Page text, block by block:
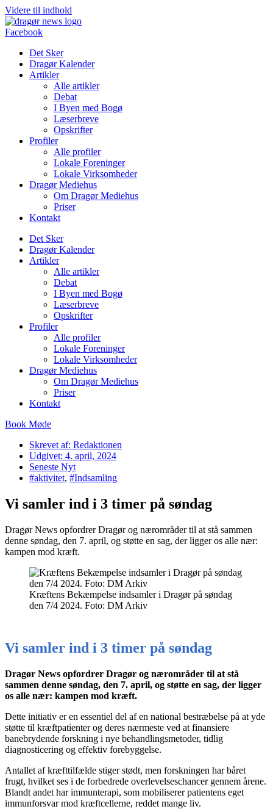
Videre til indhold
Facebook
Det Sker
Dragør Kalender
Artikler
Alle artikler
Debat
I Byen med Bogø
Læserbreve
Opskrifter
Profiler
Alle profiler
Lokale Foreninger
Lokale Virksomheder
Dragør Mediehus
Om Dragør Mediehus
Priser
Kontakt
Det Sker
Dragør Kalender
Artikler
Alle artikler
Debat
I Byen med Bogø
Læserbreve
Opskrifter
Profiler
Alle profiler
Lokale Foreninger
Lokale Virksomheder
Dragør Mediehus
Om Dragør Mediehus
Priser
Kontakt
Book Møde
Skrevet af: Redaktionen
Udgivet: 4. april, 2024
Seneste Nyt
#aktivitet, #Indsamling
Vi samler ind i 3 timer på søndag
Dragør News opfordrer Dragør og nærområder til at stå sammen
denne søndag, den 7. april, og støtte en sag, der ligger os alle nær:
kampen mod kræft.
Kræftens Bekæmpelse indsamler i Dragør på søndag
den 7/4 2024. Foto: DM Arkiv
Vi samler ind i 3 timer på søndag
Dragør News opfordrer Dragør og nærområder til at stå
sammen denne søndag, den 7. april, og støtte en sag, der ligger
os alle nær: kampen mod kræft.
Dette initiativ er en essentiel del af en national bestræbelse på at yde
støtte til kræftpatienter og deres nærmeste ved at finansiere
banebrydende forskning i nye behandlingsmetoder, tidlig
diagnosticering og effektiv forebyggelse.
Antallet af kræfttilfælde stiger stødt, men forskningen har båret
frugt, hvilket ses i de forbedrede overlevelseschancer gennem årene.
Blandt andet har immunterapi, som mobiliserer patientens eget
immunforsvar mod kræftcellerne, reddet mange liv.